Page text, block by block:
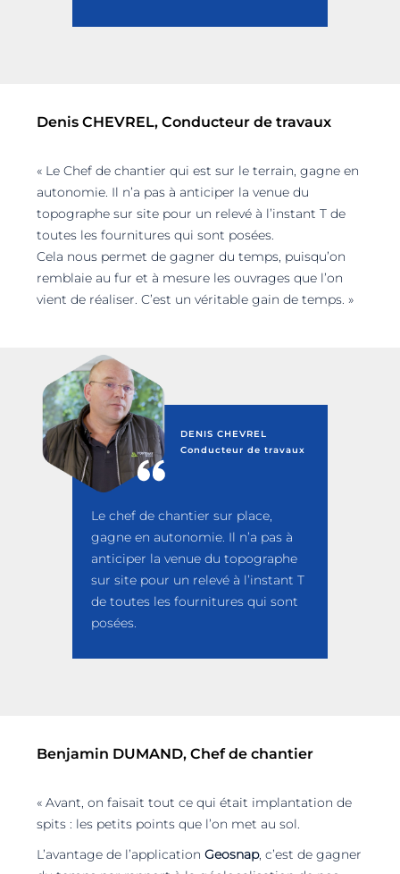
Denis CHEVREL, Conducteur de travaux
« Le Chef de chantier qui est sur le terrain, gagne en
autonomie. Il n’a pas à anticiper la venue du
topographe sur site pour un relevé à l’instant T de
toutes les fournitures qui sont posées.
Cela nous permet de gagner du temps, puisqu’on
remblaie au fur et à mesure les ouvrages que l’on
vient de réaliser. C’est un véritable gain de temps. »
DENIS CHEVREL
Conducteur de travaux
Le chef de chantier sur place,
gagne en autonomie. Il n’a pas à
anticiper la venue du topographe
sur site pour un relevé à l’instant T
de toutes les fournitures qui sont
posées.
Benjamin DUMAND, Chef de chantier
« Avant, on faisait tout ce qui était implantation de
spits : les petits points que l’on met au sol.
L’avantage de l’application Geosnap, c’est de gagner